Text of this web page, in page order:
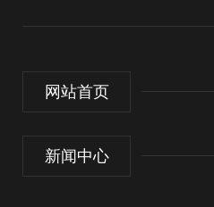
网站首页
新闻中心